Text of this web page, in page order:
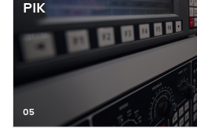
РІК
05